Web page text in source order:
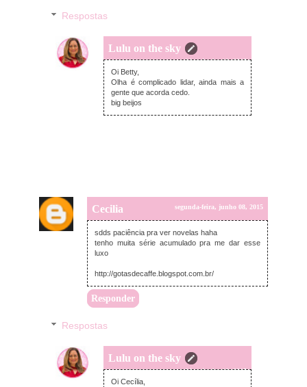
Respostas
Lulu on the sky
quarta-feira, junho 10, 2015
Oi Betty,
Olha é complicado lidar, ainda mais a
gente que acorda cedo.
big beijos
Cecilia segunda-feira, junho 08, 2015
sdds paciência pra ver novelas haha
tenho muita série acumulado pra me dar esse
luxo
http://gotasdecaffe.blogspot.com.br/
Responder
Respostas
Lulu on the sky
quarta-feira, junho 10, 2015
Oi Cecília,